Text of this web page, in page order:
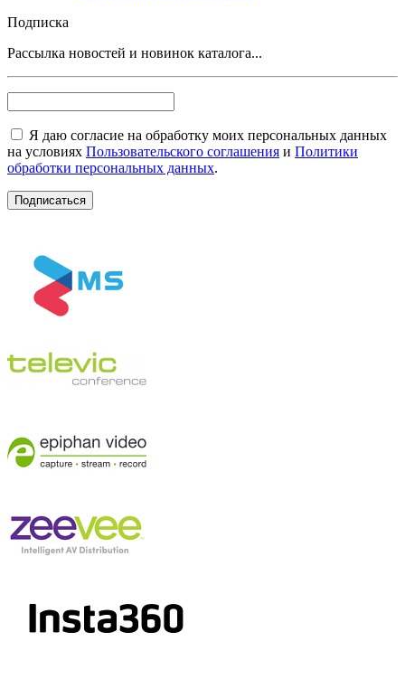
Подписка
Рассылка новостей и новинок каталога...
Я даю согласие на обработку моих персональных данных
на условиях Пользовательского соглашения и Политики
обработки персональных данных.